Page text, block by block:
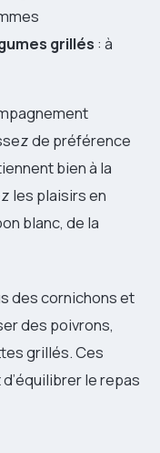
grillés : à
de préférence
bien à la
les plaisirs en
blanc, de la
des cornichons et
des poivrons,
grillés. Ces
le repas